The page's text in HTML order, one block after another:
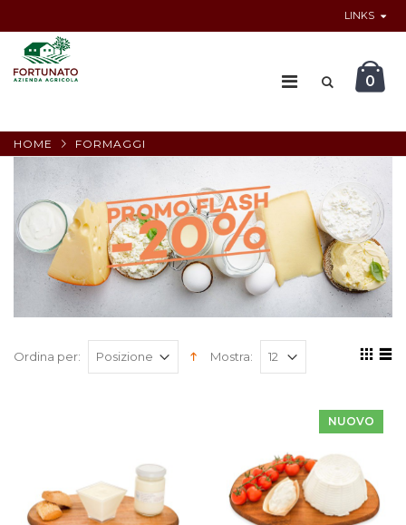
LINKS
0
HOME FORMAGGI
Ordina per: Mostra:
NUOVO